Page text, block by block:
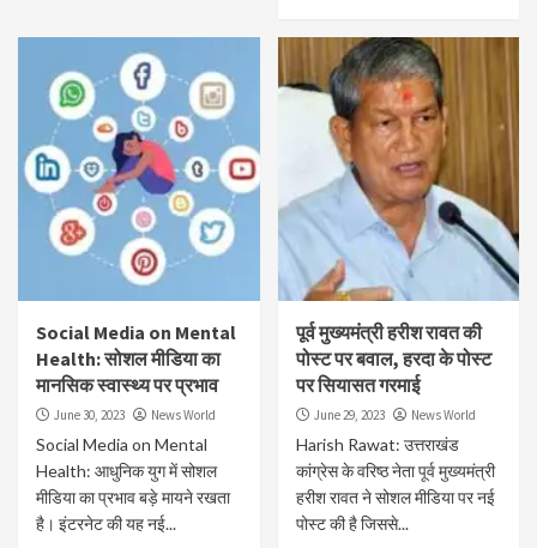
Social Media on Mental
Health: सोशल मीडिया का
मानसिक स्वास्थ्य पर प्रभाव
June 30, 2023 News World
Social Media on Mental
Health: आधुनिक युग में सोशल
मीडिया का प्रभाव बड़े मायने रखता
है। इंटरनेट की यह नई...
पूर्व मुख्यमंत्री हरीश रावत की
पोस्ट पर बवाल, हरदा के पोस्ट
पर सियासत गरमाई
June 29, 2023 News World
Harish Rawat: उत्तराखंड
कांग्रेस के वरिष्ठ नेता पूर्व मुख्यमंत्री
हरीश रावत ने सोशल मीडिया पर नई
पोस्ट की है जिससे...